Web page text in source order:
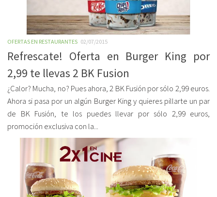
OFERTAS EN RESTAURANTES 02/07/2015
Refrescate! Oferta en Burger King por
2,99 te llevas 2 BK Fusion
¿Calor? Mucha, no? Pues ahora, 2 BK Fusión por sólo 2,99 euros.
Ahora si pasa por un algún Burger King y quieres pillarte un par
de BK Fusión, te los puedes llevar por sólo 2,99 euros,
promoción exclusiva con la...